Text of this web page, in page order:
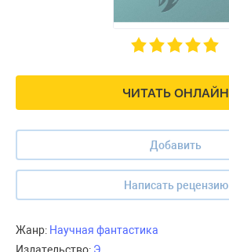
ЧИТАТЬ ОНЛАЙН
Добавить
Написать рецензию
Жанр: Научная фантастика
Издательство: Э